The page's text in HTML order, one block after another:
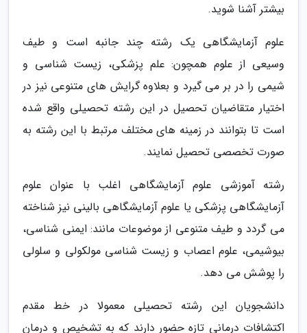
بیشتر آشنا شوید.
علوم آزمایشگاهی یک رشته چند جانبه است و طیف
وسیعی از علوم همچون: علم پزشکی، زیست شناسی و
شیمی را در بر می گیرد و بعلاوه گرایش های متنوعی نیز در
اختیار متقاضیان تحصیل در این رشته تحصیلی واقع شده
است تا بتوانند در زمینه های مختلف مرتبط با این رشته به
صورت تخصصی تحصیل نمایند.
رشته آموزشی علوم آزمایشگاهی اغلب با عنوان علوم
آزمایشگاهی پزشکی یا علوم آزمایشگاهی بالینی نیز شناخته
می گردد و طیف متنوعی از موضوعات مانند: ایمنی شناسی،
بیوشیمی، علوم اعصاب و زیست شناسی مولکولی و سلولی
را پوشش می دهد.
دانشجویان این رشته تحصیلی معمولا در خط مقدم
اکتشافات درمانی تازه حضور دارند که به تشخیص و درمان